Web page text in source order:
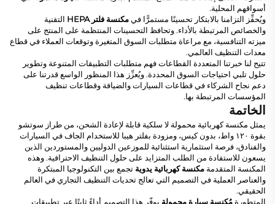
أسواقهم المحلية.
ويُحفِّز التزامنا بالابتكار تحسينًا مستمرًّا في مكنسة فلتر HEPA
التقنية
والخصائص المرتبطة بالأداء. وتحافظ التحسينات المنتظمة على المنتج على
ميزته التنافسية، مع مراعاة متطلبات السوق المتغيرة وتوقعات العملاء في قطاع
معدات التنظيف العالمي.
تتيح لنا خبرتنا المتعددة القطاعات فهم متطلبات التطبيقات المتنوعة وتطوير
حلول تلبي احتياجات السوق المحددة. ويُعزِّز هذا المنظور الواسع قدرتنا على
دعم نجاح الشركاء في قطاعات السيارات والضيافة وقطاعات تنظيف
المؤسسات المرتبطة بها.
الخاتمة
يمثل مكنسة كهربائية محمولة لا سلكية قابلة لإعادة الشحن، من طراز سوتشو
بقوة ١٢٠ واط، بدون كيس، ومزودة بفلتر هيبا للاستخدام الجاف في السيارات
والفنادق، فرصة استثمارية استثنائية للموزعين الدوليين والمستوردين الذين
يسعون للاستفادة من الطلب المتزايد على حلول التنظيف الاحترافية. وهذه
المكنسة المتقدمة مكنسة كهربائية يدوية تجمع بين التكنولوجيا المبتكرة
والعناصر العملية في التصميم التي تعالج تحديات التنظيف التجاري في العالم
الحقيقي.
المتطورة مُكنسة سيارة محمولة يوفّر هذا التصميم أداءً ثابتًا عبر تطبيقات